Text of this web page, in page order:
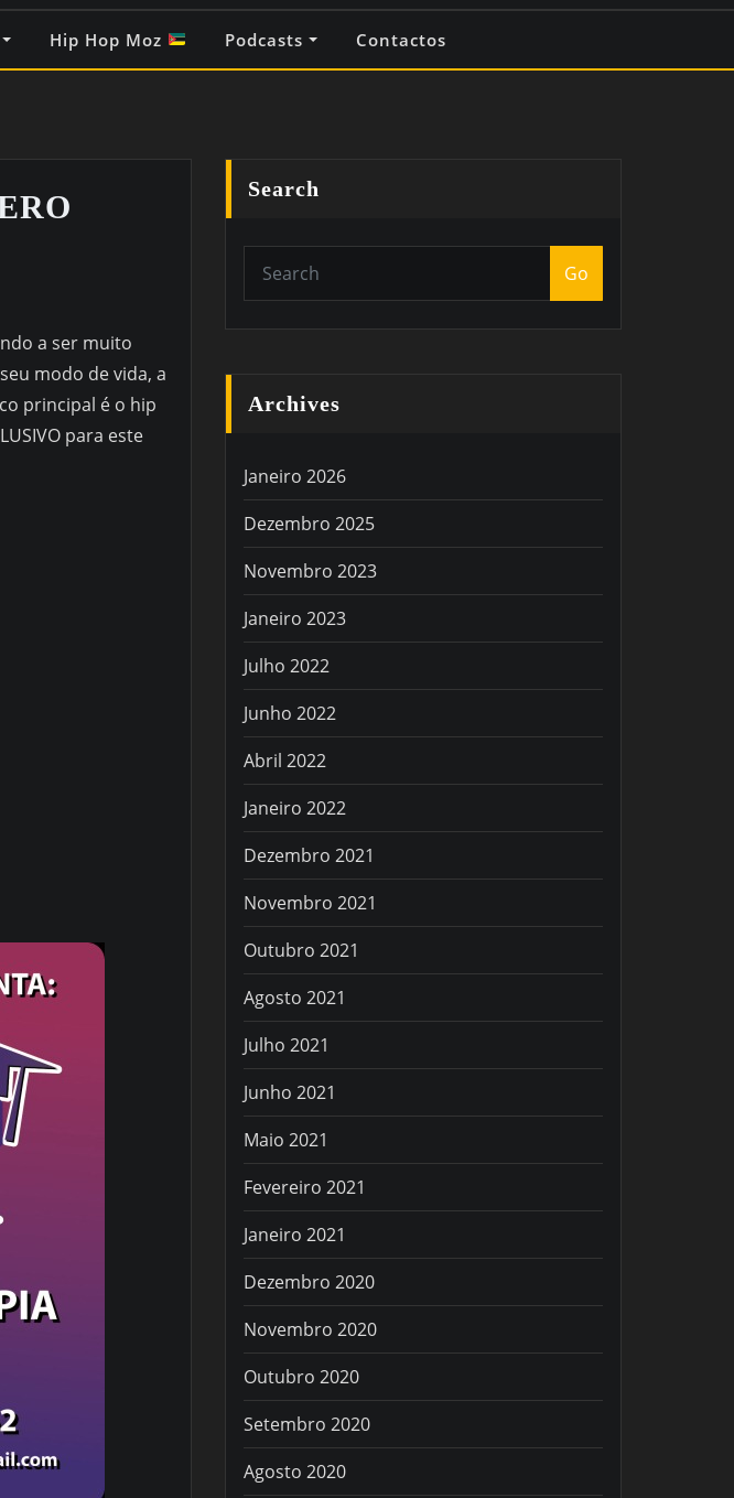
Hip Hop Moz Podcasts Contactos
a ser muito
modo de vida, a
principal é o hip
para este
Search
Go
Archives
Janeiro 2026
Dezembro 2025
Novembro 2023
Janeiro 2023
Julho 2022
Junho 2022
Abril 2022
Janeiro 2022
Dezembro 2021
Novembro 2021
Outubro 2021
Agosto 2021
Julho 2021
Junho 2021
Maio 2021
Fevereiro 2021
Janeiro 2021
Dezembro 2020
Novembro 2020
Outubro 2020
Setembro 2020
Agosto 2020